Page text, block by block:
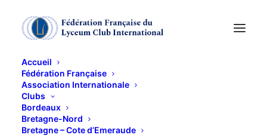
Accueil
Fédération Française
Association Internationale
Clubs
Bordeaux
Bretagne-Nord
Bretagne – Cote d’Emeraude
Conférence « Encore
combien de jours